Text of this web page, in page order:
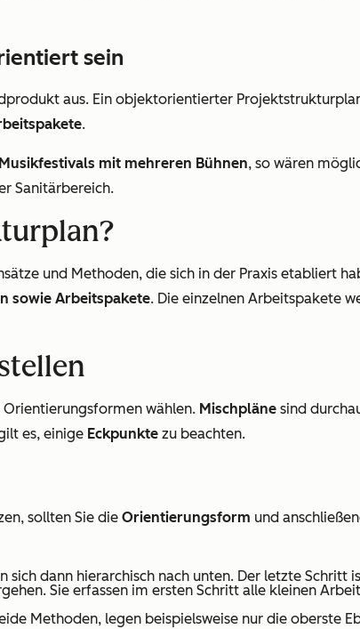
sein
aus. Ein objektorientierter
.
mit mehreren Bühnen, so wären
Sanitärbereich.
und Methoden, die sich in der Praxis etabliert
sowie Arbeitspakete. Die einzelnen Arbeitspakete
wählen. Mischpläne sind
es, einige Eckpunkte zu beachten.
sollten Sie die Orientierungsform und
sich dann hierarchisch nach unten. Der letzte
Sie erfassen im ersten Schritt alle kleinen
Methoden, legen beispielsweise nur die oberste